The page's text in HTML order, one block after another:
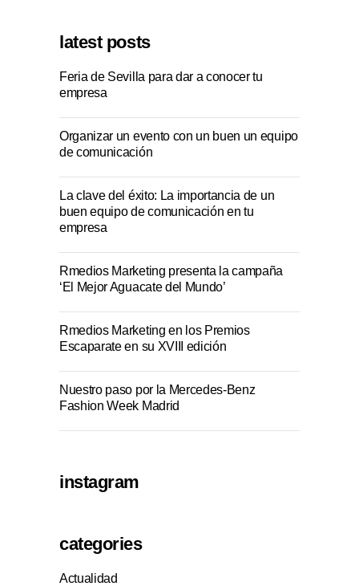
latest posts
Feria de Sevilla para dar a conocer tu
empresa
Organizar un evento con un buen un equipo
de comunicación
La clave del éxito: La importancia de un
buen equipo de comunicación en tu
empresa
Rmedios Marketing presenta la campaña
‘El Mejor Aguacate del Mundo’
Rmedios Marketing en los Premios
Escaparate en su XVIII edición
Nuestro paso por la Mercedes-Benz
Fashion Week Madrid
instagram
categories
Actualidad